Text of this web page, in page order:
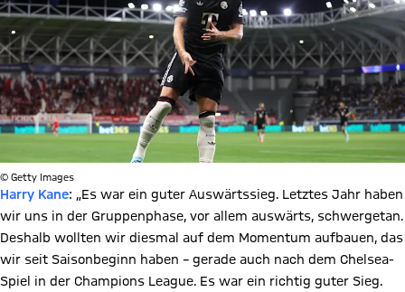
© Getty Images
Harry Kane: „Es war ein guter Auswärtssieg. Letztes Jahr haben
wir uns in der Gruppenphase, vor allem auswärts, schwergetan.
Deshalb wollten wir diesmal auf dem Momentum aufbauen, das
wir seit Saisonbeginn haben – gerade auch nach dem Chelsea-
Spiel in der Champions League. Es war ein richtig guter Sieg.